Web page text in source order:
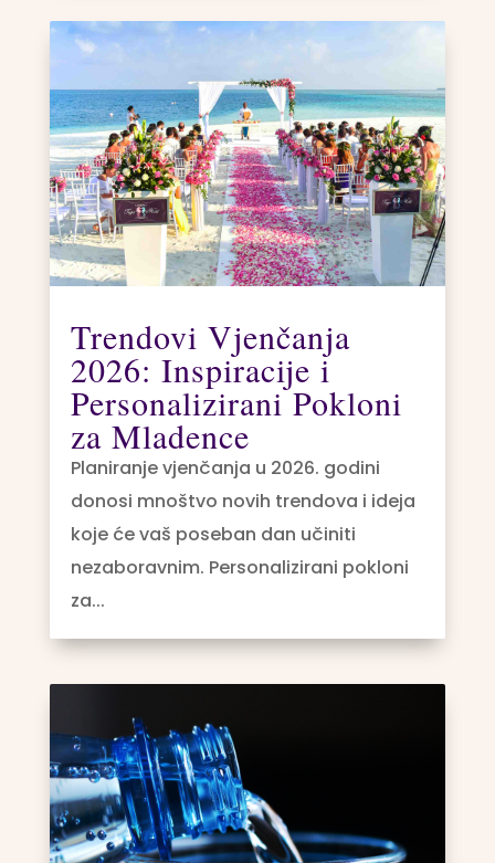
Trendovi Vjenčanja
2026: Inspiracije i
Personalizirani Pokloni
za Mladence
Planiranje vjenčanja u 2026. godini
donosi mnoštvo novih trendova i ideja
koje će vaš poseban dan učiniti
nezaboravnim. Personalizirani pokloni
za...